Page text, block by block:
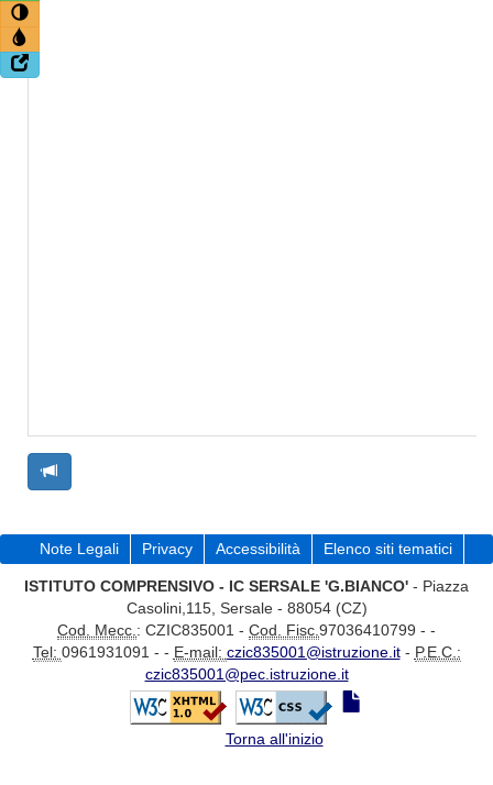
Note Legali Privacy Accessibilità Elenco siti tematici
ISTITUTO COMPRENSIVO - IC SERSALE 'G.BIANCO' - Piazza
Casolini,115, Sersale - 88054 (CZ)
Cod. Mecc.: CZIC835001 - Cod. Fisc.97036410799 - -
Tel: 0961931091 - - E-mail: czic835001@istruzione.it- P.E.C.:
czic835001@pec.istruzione.it
Torna all'inizio